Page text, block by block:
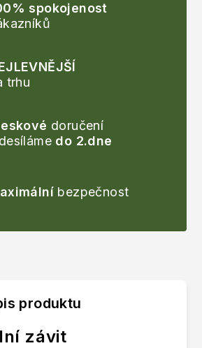
spokojenost
trhu
doručení
do 2.dne
bezpečnost
produktu
závit